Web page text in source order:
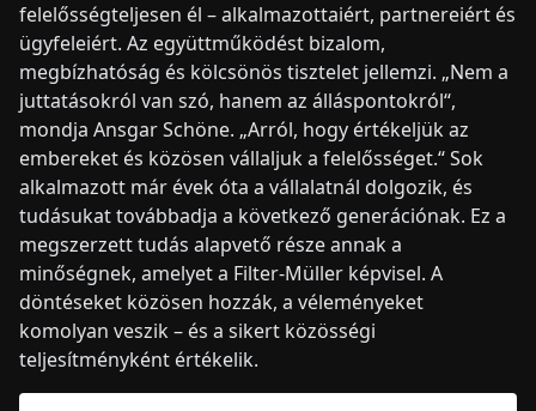
felelősségteljesen él – alkalmazottaiért, partnereiért és
ügyfeleiért. Az együttműködést bizalom,
megbízhatóság és kölcsönös tisztelet jellemzi. „Nem a
juttatásokról van szó, hanem az álláspontokról“,
mondja Ansgar Schöne. „Arról, hogy értékeljük az
embereket és közösen vállaljuk a felelősséget.“ Sok
alkalmazott már évek óta a vállalatnál dolgozik, és
tudásukat továbbadja a következő generációnak. Ez a
megszerzett tudás alapvető része annak a
minőségnek, amelyet a Filter-Müller képvisel. A
döntéseket közösen hozzák, a véleményeket
komolyan veszik – és a sikert közösségi
teljesítményként értékelik.